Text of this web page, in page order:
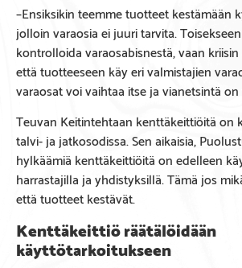
–Ensiksikin teemme tuotteet kestämään
jolloin varaosia ei juuri tarvita.
kontrolloida varaosabisnestä, vaan
että tuotteeseen käy eri valmistajien
varaosat voi vaihtaa itse ja vianetsintä
Teuvan Keitintehtaan kenttäkeittiöitä on
talvi- ja jatkosodissa. Sen aikaisia,
hylkäämiä kenttäkeittiöitä on edelleen
harrastajilla ja yhdistyksillä. Tämä jos
että tuotteet kestävät.
Kenttäkeittiö räätälöidään
käyttötarkoitukseen